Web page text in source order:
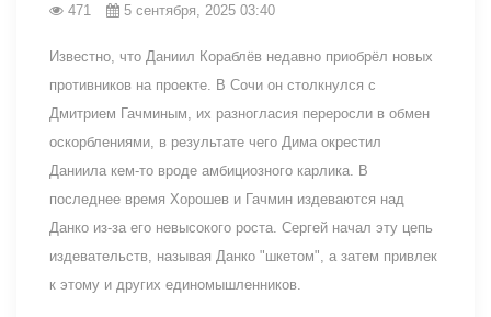
471 5 сентября, 2025 03:40
Известно, что Даниил Кораблёв недавно приобрёл новых
противников на проекте. В Сочи он столкнулся с
Дмитрием Гачминым, их разногласия переросли в обмен
оскорблениями, в результате чего Дима окрестил
Даниила кем-то вроде амбициозного карлика. В
последнее время Хорошев и Гачмин издеваются над
Данко из-за его невысокого роста. Сергей начал эту цепь
издевательств, называя Данко "шкетом", а затем привлек
к этому и других единомышленников.